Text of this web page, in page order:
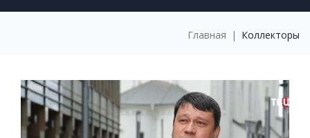
Главная | Коллекторы
МЕТКА: